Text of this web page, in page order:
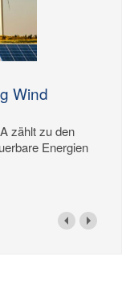
Wind
zählt zu den
Energien